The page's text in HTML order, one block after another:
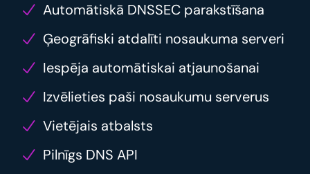
Automātiskā DNSSEC parakstīšana
Ģeogrāfiski atdalīti nosaukuma serveri
Iespēja automātiskai atjaunošanai
Izvēlieties paši nosaukumu serverus
Vietējais atbalsts
Pilnīgs DNS API